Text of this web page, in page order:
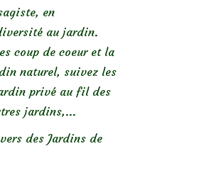
en
au jardin.
coup de coeur et la
naturel, suivez les
privé au fil des
jardins,...
des Jardins de